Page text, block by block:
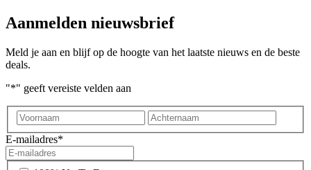
Aanmelden nieuwsbrief
Meld je aan en blijf op de hoogte van het laatste nieuws en de beste
deals.
"*" geeft vereiste velden aan
Voornaam
E-mailadres*